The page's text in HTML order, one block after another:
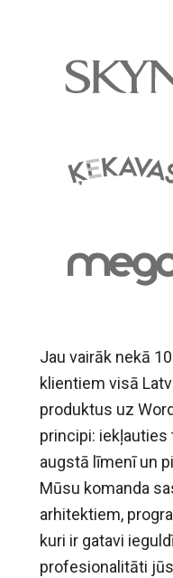
Jau vairāk nekā
klientiem visā
produktus uz
principi:
augstā līmenī un
Mūsu komanda
arhitektiem,
kuri ir gatavi
profesionalitāti